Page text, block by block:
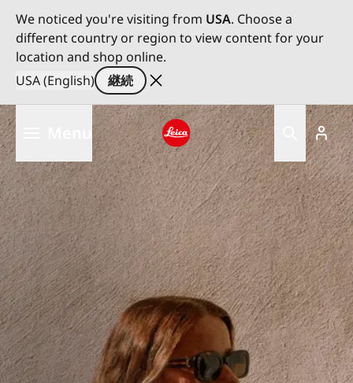
We noticed you're visiting from USA. Choose a
different country or region to view content for your
location and shop online.
USA (English)
継続
メ
イ
ン
コ
ン
テ
ン
ツ
に
移
動
Leica logo - Home